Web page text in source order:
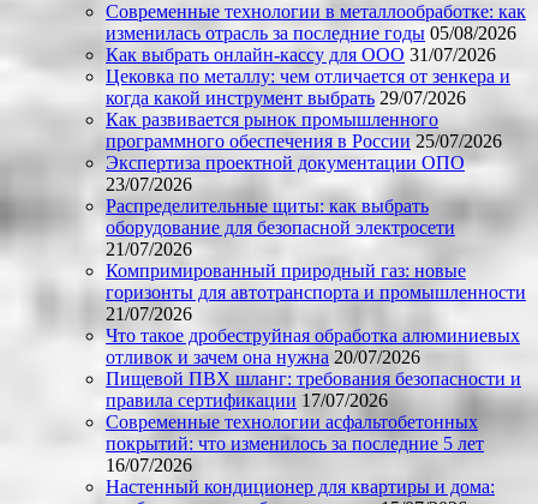
Современные технологии в металлообработке: как
изменилась отрасль за последние годы 05/08/2026
Как выбрать онлайн-кассу для ООО 31/07/2026
Цековка по металлу: чем отличается от зенкера и
когда какой инструмент выбрать 29/07/2026
Как развивается рынок промышленного
программного обеспечения в России 25/07/2026
Экспертиза проектной документации ОПО
23/07/2026
Распределительные щиты: как выбрать
оборудование для безопасной электросети
21/07/2026
Компримированный природный газ: новые
горизонты для автотранспорта и промышленности
21/07/2026
Что такое дробеструйная обработка алюминиевых
отливок и зачем она нужна 20/07/2026
Пищевой ПВХ шланг: требования безопасности и
правила сертификации 17/07/2026
Современные технологии асфальтобетонных
покрытий: что изменилось за последние 5 лет
16/07/2026
Настенный кондиционер для квартиры и дома: